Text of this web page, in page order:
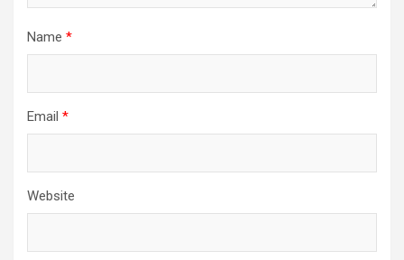
Name *
Email *
Website